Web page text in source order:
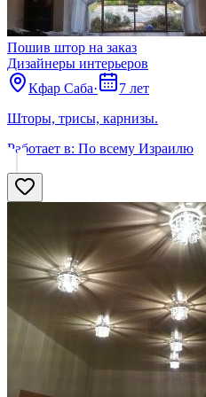
Пошив штор на заказ
Дизайнеры интерьеров
Кфар Саба·
7 лет
Шторы, трисы, карнизы.
Работает в: По всему Израилю